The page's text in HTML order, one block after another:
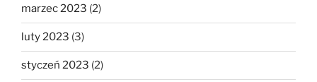
marzec 2023 (2)
luty 2023 (3)
styczeń 2023 (2)